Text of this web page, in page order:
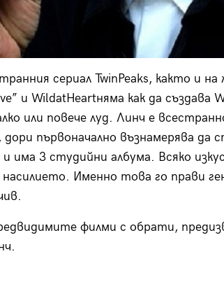
сериал TwinPeaks, както и
и WildatHeartняма как да създава
или повече луд. Линч е
първоначално възнамерява да
има 3 студийни албума. Всяко
Именно това го прави
филми с обрати,